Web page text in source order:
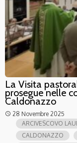
La Visita
prosegue nelle
Caldonazzo
access_time 28 Novembre 2025
ARCIVESCOVO
CALDONAZZO